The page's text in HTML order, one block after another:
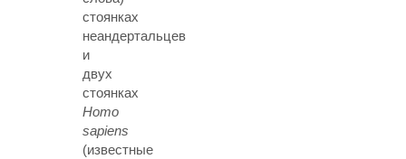
стоянках
неандертальцев
и
двух
стоянках
Homo
sapiens
(известные